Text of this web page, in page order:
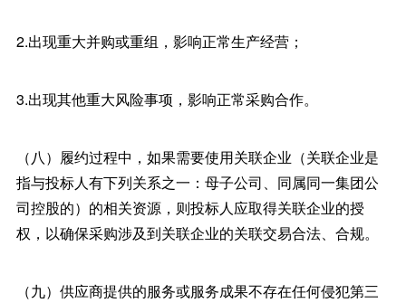
2.出现重大并购或重组，影响正常生产经营；
3.出现其他重大风险事项，影响正常采购合作。
（八）履约过程中，如果需要使用关联企业（关联企业是
指与投标人有下列关系之一：母子公司、同属同一集团公
司控股的）的相关资源，则投标人应取得关联企业的授
权，以确保采购涉及到关联企业的关联交易合法、合规。
（九）供应商提供的服务或服务成果不存在任何侵犯第三